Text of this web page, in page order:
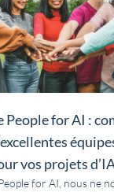
People for AI :
vos projets
for AI, nous ne